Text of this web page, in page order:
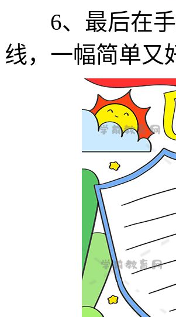
6、最后在手
线，一幅简单又